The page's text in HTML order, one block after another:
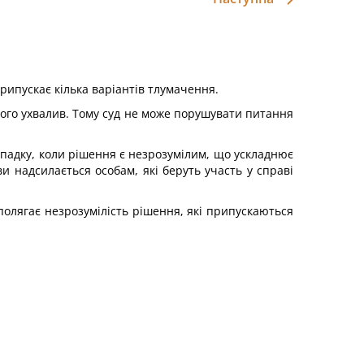
кілька варіантів тлумачення.
ухвалив. Тому суд не може порушувати питання
коли рішення є незрозумілим, що ускладнює
надсилається особам, які беруть участь у справі
незрозумілість рішення, які припускаються